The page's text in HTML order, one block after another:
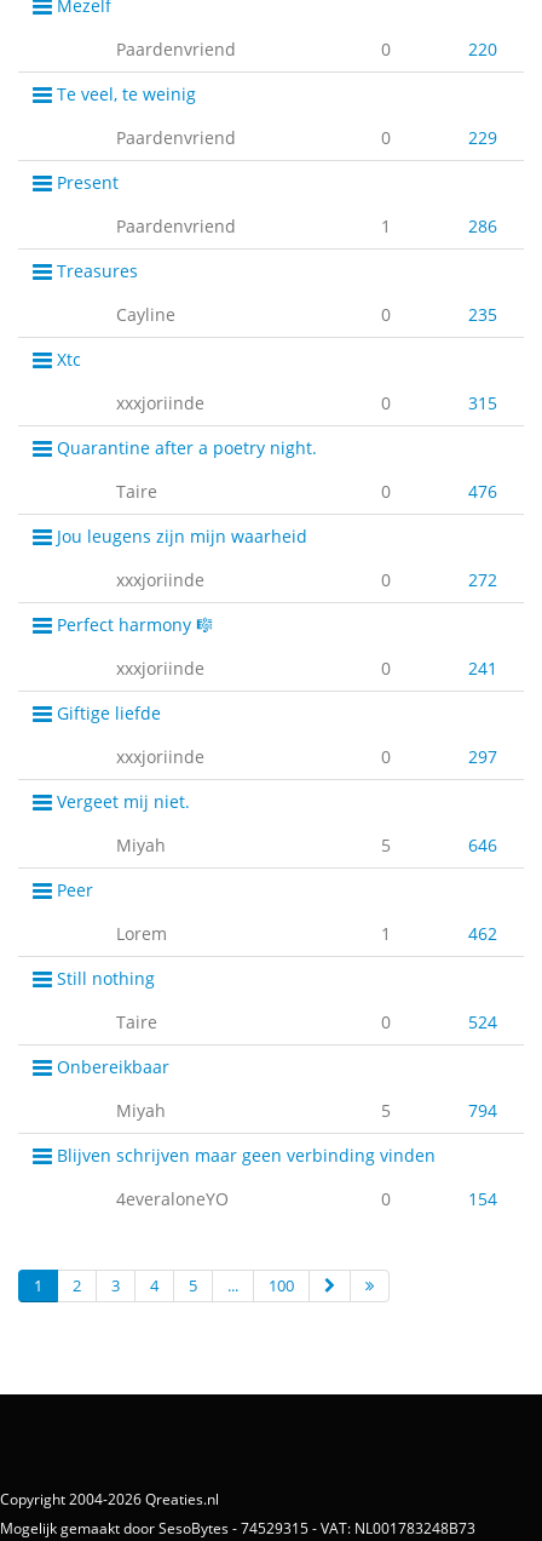
Mezelf
Paardenvriend
0
220
Te veel, te weinig
Paardenvriend
0
229
Present
Paardenvriend
1
286
Treasures
Cayline
0
235
Xtc
xxxjoriinde
0
315
Quarantine after a poetry night.
Taire
0
476
Jou leugens zijn mijn waarheid
xxxjoriinde
0
272
Perfect harmony 🎼
xxxjoriinde
0
241
Giftige liefde
xxxjoriinde
0
297
Vergeet mij niet.
Miyah
5
646
Peer
Lorem
1
462
Still nothing
Taire
0
524
Onbereikbaar
Miyah
5
794
Blijven schrijven maar geen verbinding vinden
4everaloneYO
0 154
1 2 3 4 5 ... 100
Copyright 2004-2026 Qreaties.nl
Mogelijk gemaakt door SesoBytes - 74529315 - VAT: NL001783248B73